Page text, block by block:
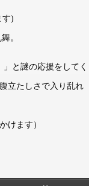
す)
。
」と謎の応援をしてく
立たしさで入り乱れ
けます）